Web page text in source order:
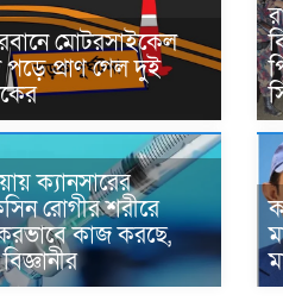
মোটরসাইকেল
পড়ে প্রাণ গেল দুই
ক্যানসারের
রোগীর শরীরে
কাজ করছে,